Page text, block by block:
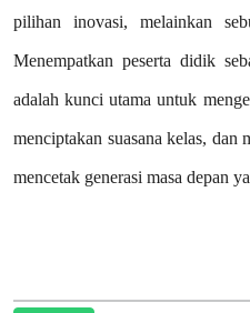
pilihan inovasi, melainkan
Menempatkan peserta didik
adalah kunci utama untuk
menciptakan suasana kelas, dan
mencetak generasi masa depan